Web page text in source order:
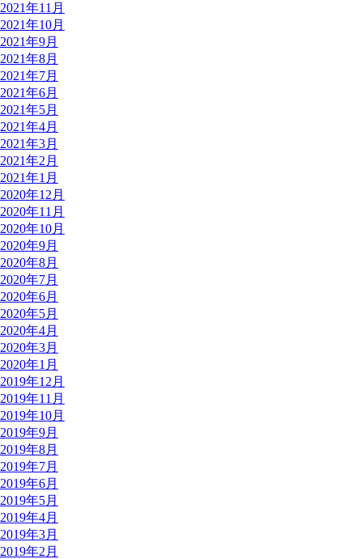
2021年11月
2021年10月
2021年9月
2021年8月
2021年7月
2021年6月
2021年5月
2021年4月
2021年3月
2021年2月
2021年1月
2020年12月
2020年11月
2020年10月
2020年9月
2020年8月
2020年7月
2020年6月
2020年5月
2020年4月
2020年3月
2020年1月
2019年12月
2019年11月
2019年10月
2019年9月
2019年8月
2019年7月
2019年6月
2019年5月
2019年4月
2019年3月
2019年2月